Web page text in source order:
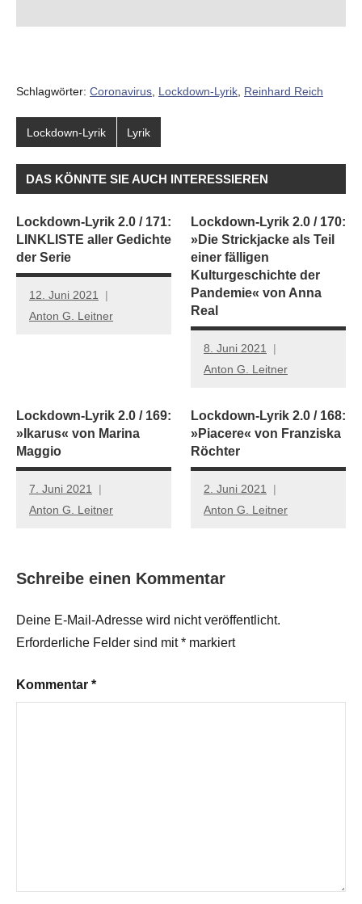
Schlagwörter: Coronavirus, Lockdown-Lyrik, Reinhard Reich
Lockdown-Lyrik Lyrik
DAS KÖNNTE SIE AUCH INTERESSIEREN
Lockdown-Lyrik 2.0 / 171:
LINKLISTE aller Gedichte
der Serie
12. Juni 2021
Anton G. Leitner
Lockdown-Lyrik 2.0 / 170:
»Die Strickjacke als Teil
einer fälligen
Kulturgeschichte der
Pandemie« von Anna
Real
8. Juni 2021
Anton G. Leitner
Lockdown-Lyrik 2.0 / 169:
»Ikarus« von Marina
Maggio
7. Juni 2021
Anton G. Leitner
Lockdown-Lyrik 2.0 / 168:
»Piacere« von Franziska
Röchter
2. Juni 2021
Anton G. Leitner
Schreibe einen Kommentar
Deine E-Mail-Adresse wird nicht veröffentlicht.
Erforderliche Felder sind mit* markiert
Kommentar *